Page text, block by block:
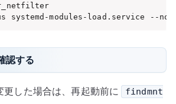
systemd-modules-load.service --no-
認する
更した場合は、再起動前に
findmnt